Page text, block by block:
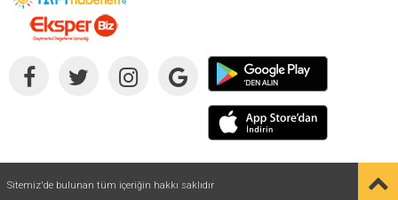
Sitemiz'de bulunan tüm içeriğin hakkı saklıdır